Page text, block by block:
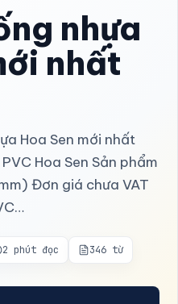
nhựa
nhất
Hoa Sen mới nhất
Hoa Sen Sản phẩm
Đơn giá chưa VAT
2 phút đọc 346 từ